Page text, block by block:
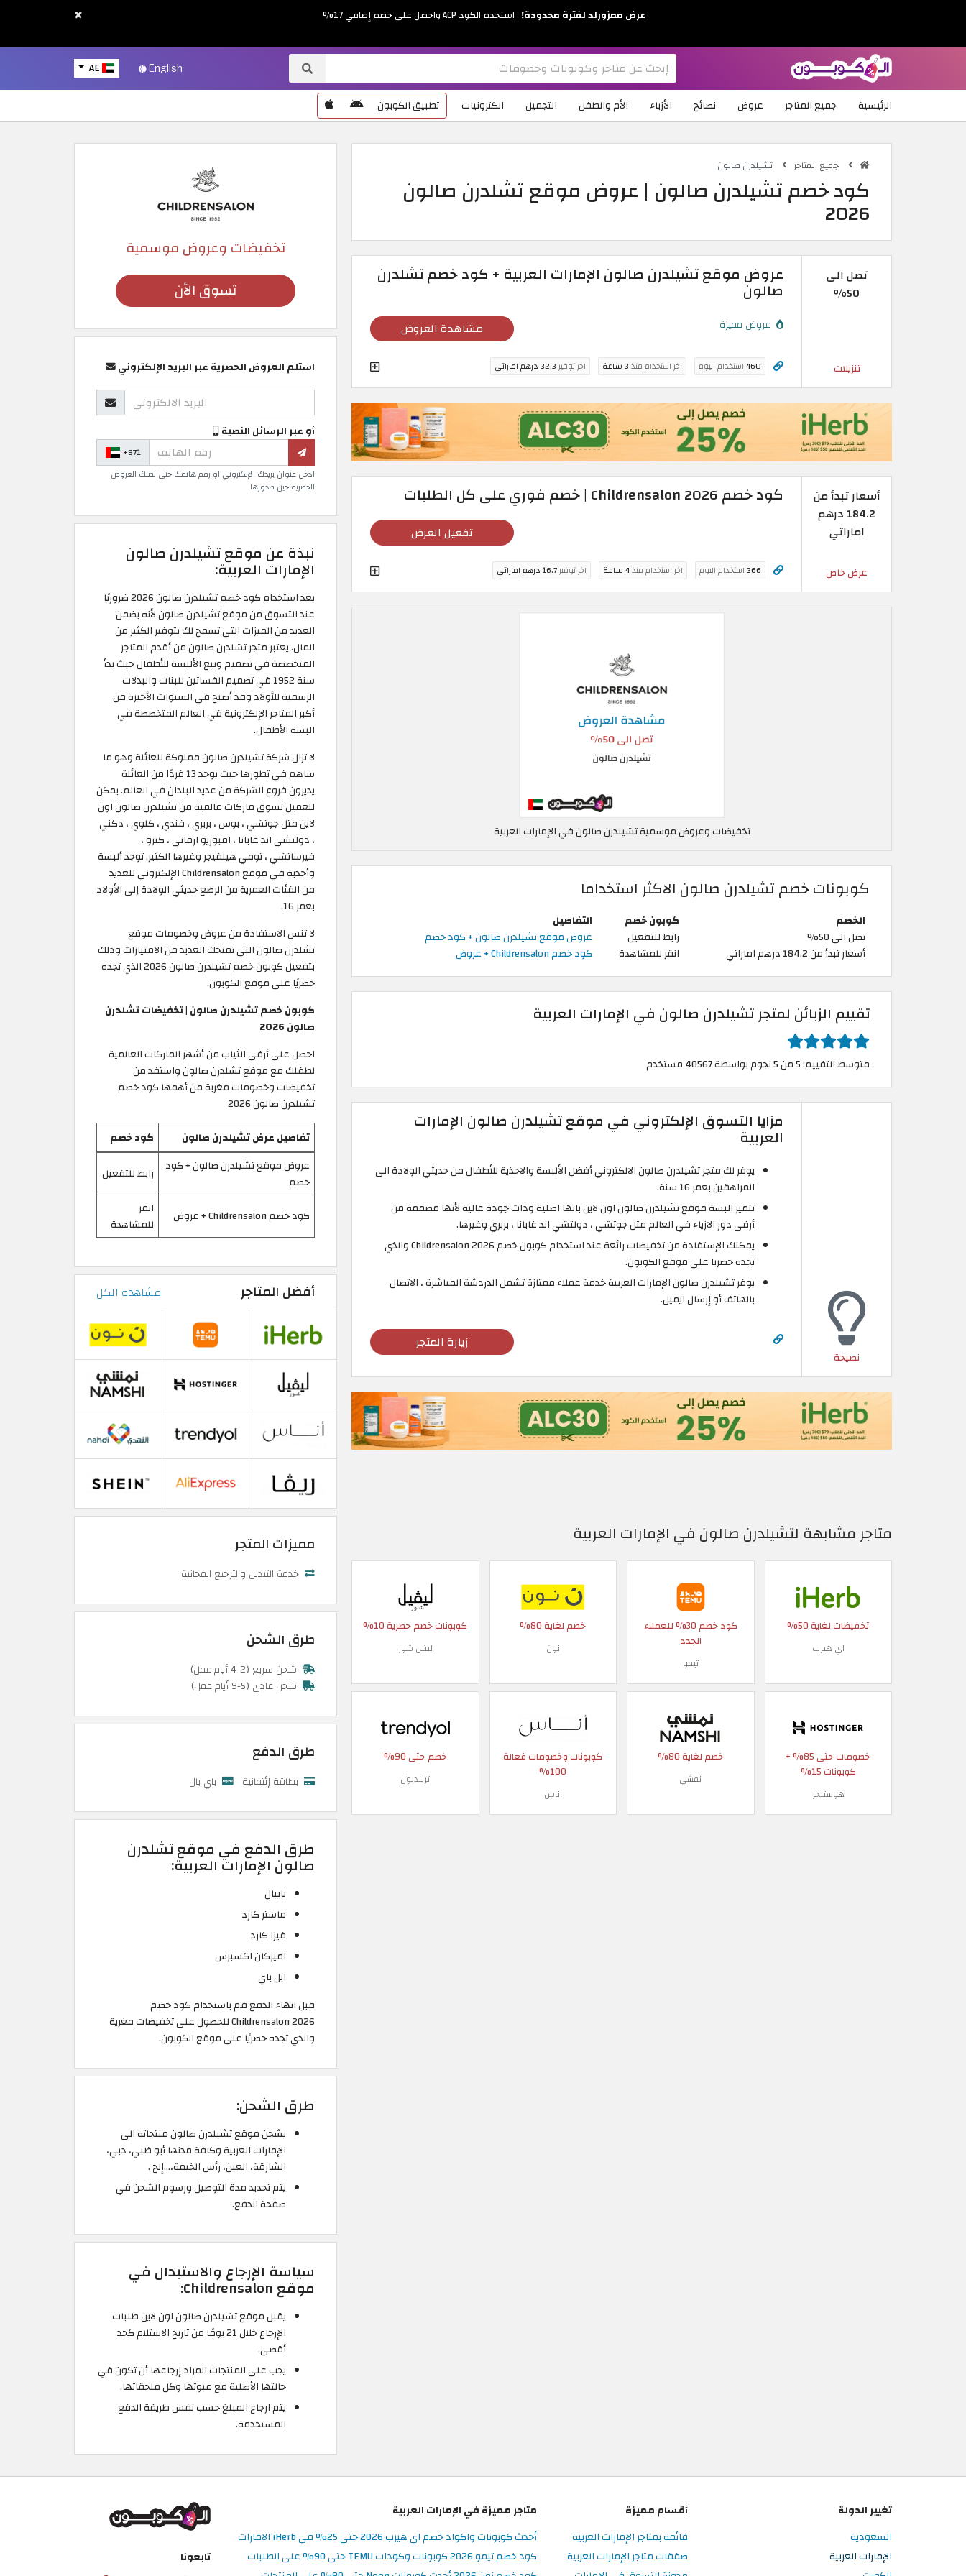
AE English
الرئيسية جميع المتاجر عروض نصائح الأزياء الأم والطفل التجميل الكترونيات تطبيق الكوبون
جميع المتاجر تشيلدرن صالون
كود خصم تشيلدرن صالون | عروض موقع تشلدرن صالون
2026
تصل الى
50%
تنزيلات
عروض موقع تشيلدرن صالون الإمارات العربية + كود خصم تشلدرن
صالون
عروض مميزة مشاهدة العروض
460استخدام اليوم اخر استخدام منذ3 ساعة اخر توفير32.3 درهم اماراتي
أسعار تبدأ من
184.2 درهم
اماراتي
عرض خاص
كود خصم Childrensalon 2026 | خصم فوري على كل الطلبات
تفعيل العرض
366استخدام اليوم اخر استخدام منذ4 ساعة اخر توفير16.7 درهم اماراتي
تخفيضات وعروض موسمية تشيلدرن صالون في الإمارات العربية
كوبونات خصم تشيلدرن صالون الاكثر استخداما
الخصم كوبون خصم
التفاصيل
تصل الى 50%
رابط للتفعيل
عروض موقع تشيلدرن صالون + كود خصم
أسعار تبدأ من 184.2 درهم اماراتي
انقر للمشاهدة كود خصم Childrensalon + عروض
تقييم الزبائن لمتجر تشيلدرن صالون في الإمارات العربية
متوسط التقييم: 5 من 5 نجوم بواسطة 40567 مستخدم
نصيحة
مزايا التسوق الإلكتروني في موقع تشيلدرن صالون الإمارات
العربية
يوفر لك متجر تشيلدرن صالون الالكتروني أفضل الألبسة والاحذية للأطفال من حديثي الولادة الى
المراهقين بعمر 16 سنة.
تتميز البسة موقع تشيلدرن صالون اون لاين بانها اصلية وذات جودة عالية لأنها مصممة من
أرقى دور الازياء في العالم مثل جوتشي ، دولتشي اند غابانا ، بربري وغيرها.
يمكنك الإستفادة من تخفيضات رائعة عند استخدام كوبون خصم Childrensalon 2026 والذي
تجده حصريا على موقع الكوبون.
يوفر تشيلدرن صالون الإمارات العربية خدمة عملاء ممتازة تشمل الدردشة المباشرة ، الاتصال
بالهاتف أو إرسال ايميل.
زيارة المتجر
متاجر مشابهة لتشيلدرن صالون في الإمارات العربية
تخفيضات لغاية 50%
اي هيرب
كود خصم 30% للعملاء
الجدد
تيمو
خصم لغاية 80%
نون
كوبونات خصم حصرية 10%
ليفل شوز
خصومات حتى 85% +
كوبونات 15%
هوستنجر
خصم لغاية 80%
نمشي
كوبونات وخصومات فعالة
100%
اناس
خصم حتى 90%
ترينديول
تخفيضات وعروض موسمية
تسوق الأن
استلم العروض الحصرية عبر البريد الإلكتروني
أو عبر الرسائل النصية
+971
ادخل عنوان بريدك الإلكتروني او رقم هاتفك حتى تصلك العروض
الحصرية حين صدورها
نبذة عن موقع تشيلدرن صالون
الإمارات العربية:
يعد استخدام كود خصم تشيلدرن صالون 2026 ضروريًا
عند التسوق من موقع تشيلدرن صالون لأنه يضمن
العديد من الميزات التي تسمح لك بتوفير الكثير من
المال. يعتبر متجر تشلدرن صالون من أقدم المتاجر
المتخصصة في تصميم وبيع الألبسة للأطفال حيث بدأ
سنة 1952 في تصميم الفساتين للبنات والبدلات
الرسمية للأولاد وقد أصبح في السنوات الأخيرة من
أكبر المتاجر الإلكترونية في العالم المتخصصة في
البسة الأطفال.
لا تزال شركة تشيلدرن صالون مملوكة للعائلة وهو ما
ساهم في تطورها حيث يوجد 13 فردًا من العائلة
يديرون فروع الشركة من عديد البلدان في العالم. يمكن
للعميل تسوق ماركات عالمية من تشيلدرن صالون اون
لاين مثل جوتشي ، بوس ، بربري ، فندي ، كلوي ، دكني
، دولتشي اند غابانا ، امبوريو ارماني ، كنزو ،
فيرساتشي ، تومي هيلفيجر وغيرها الكثير. توجد ألبسة
وأحذية في موقع Childrensalon الإلكتروني للعديد
من الفئات العمرية من الرضع حديثي الولادة إلى الأولاد
بعمر 16.
لا تنس الاستفادة من عروض وخصومات موقع
تشلدرن صالون التي تمنحك العديد من الامتيازات وذلك
بتفعيل كوبون خصم تشيلدرن صالون 2026 الذي تجده
حصريًا على موقع الكوبون.
كوبون خصم تشيلدرن صالون | تخفيضات تشلدرن
صالون 2026
احصل على أرقى الثياب من أشهر الماركات العالمية
لطفلك مع موقع تشلدرن صالون واستفد من
تخفيضات وخصومات مغرية من أهمها كود خصم
تشيلدرن صالون 2026
تفاصيل عرض تشيلدرن صالون
كود خصم
عروض موقع تشيلدرن صالون + كود
خصم
رابط للتفعيل
كود خصم Childrensalon + عروض
انقر
للمشاهدة
أفضل المتاجر مشاهدة الكل
مميزات المتجر
خدمة التبديل والترجيع المجانية
طرق الشحن
شحن سريع (2-4 أيام عمل)
شحن عادي (5-9 أيام عمل)
طرق الدفع
بطاقة إئتمانية باي بال
طرق الدفع في موقع تشلدرن
صالون الإمارات العربية:
بايبال
ماستر كارد
فيزا كارد
اميركان اكسبرس
ابل باي
قبل انهاء الدفع قم باستخدام كود خصم
Childrensalon 2026 للحصول على تخفيضات مغرية
والذي تجده حصريًا على موقع الكوبون.
طرق الشحن:
يشحن موقع تشيلدرن صالون منتجاته الى
الإمارات العربية وكافة مدنها أبو ظبي، دبي،
الشارقة، العين، رأس الخيمة،…إلخ .
يتم تحديد مدة التوصيل ورسوم الشحن في
صفحة الدفع.
سياسة الإرجاع والاستبدال في
موقع Childrensalon:
يقبل موقع تشيلدرن صالون اون لاين طلبات
الإرجاع خلال 21 يومًا من تاريخ الاستلام كحد
أقصى.
يجب على المنتجات المراد إرجاعها أن تكون في
حالتها الأصلية مع عبوتها وكل ملحقاتها.
يتم ارجاع المبلغ حسب نفس طريقة الدفع
المستخدمة.
تغيير الدولة
السعودية
الإمارات العربية
أقسام مميزة
قائمة بمتاجر الإمارات العربية
صفقات متاجر الإمارات العربية
متاجر مميزة في الإمارات العربية
أحدث كوبونات واكواد خصم اي هيرب 2026 حتى 25% في iHerb الامارات
كود خصم تيمو 2026 كوبونات وكودات TEMU حتى 90% على الطلبات
تابعونا
× عرض ممزورلد لفترة محدودة! استخدم الكود ACP واحصل على خصم إضافي 17%